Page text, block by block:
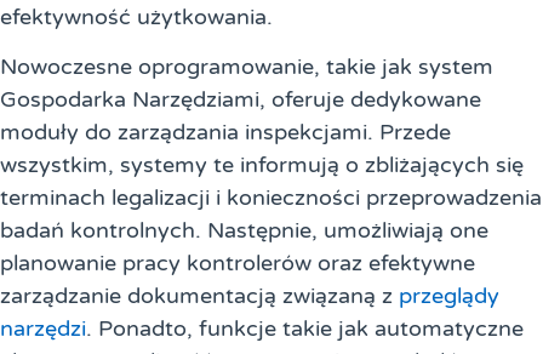
efektywność użytkowania.
Nowoczesne oprogramowanie, takie jak system
Gospodarka Narzędziami, oferuje dedykowane
moduły do zarządzania inspekcjami. Przede
wszystkim, systemy te informują o zbliżających się
terminach legalizacji i konieczności przeprowadzenia
badań kontrolnych. Następnie, umożliwiają one
planowanie pracy kontrolerów oraz efektywne
zarządzanie dokumentacją związaną z przeglądy
narzędzi. Ponadto, funkcje takie jak automatyczne